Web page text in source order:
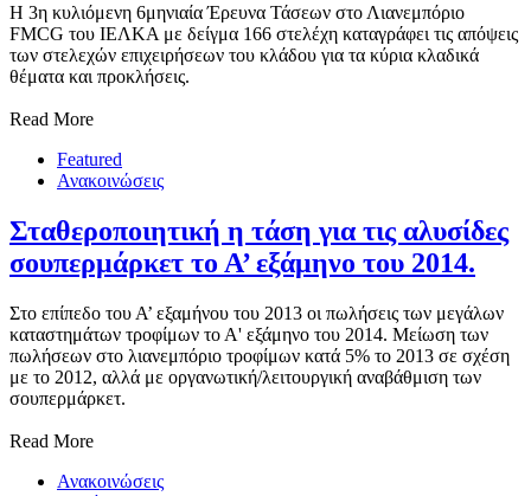
Η 3η κυλιόμενη 6μηνιαία Έρευνα Τάσεων στο Λιανεμπόριο
FMCG του ΙΕΛΚΑ με δείγμα 166 στελέχη καταγράφει τις απόψεις
των στελεχών επιχειρήσεων του κλάδου για τα κύρια κλαδικά
θέματα και προκλήσεις.
Read More
Featured
Ανακοινώσεις
Σταθεροποιητική η τάση για τις αλυσίδες
σουπερμάρκετ το Α’ εξάμηνο του 2014.
Στο επίπεδο του Α’ εξαμήνου του 2013 οι πωλήσεις των μεγάλων
καταστημάτων τροφίμων το Α' εξάμηνο του 2014. Μείωση των
πωλήσεων στο λιανεμπόριο τροφίμων κατά 5% το 2013 σε σχέση
με το 2012, αλλά με οργανωτική/λειτουργική αναβάθμιση των
σουπερμάρκετ.
Read More
Ανακοινώσεις